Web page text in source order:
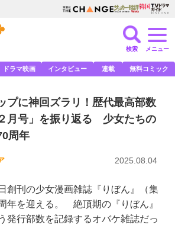
検索 メニュー
ドラマ映画 インタビュー 連載 無料コミック
プに神回ズラリ！歴代最高部数
月号」を振り返る 少女たちの
周年
2025.08.04
創刊の少女漫画雑誌『りぼん』（集
年を迎える。 絶頂期の『りぼん』
発行部数を記録するオバケ雑誌だっ